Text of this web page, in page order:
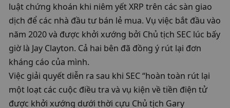
luật chứng khoán khi niêm yết XRP trên các sàn giao
dịch để các nhà đầu tư bán lẻ mua. Vụ việc bắt đầu vào
năm 2020 và được khởi xướng bởi Chủ tịch SEC lúc bấy
giờ là Jay Clayton. Cả hai bên đã đồng ý rút lại đơn
kháng cáo của mình.
Việc giải quyết diễn ra sau khi SEC “hoàn toàn rút lại
một loạt các cuộc điều tra và vụ kiện về tiền điện tử
được khởi xướng dưới thời cựu Chủ tịch Gary